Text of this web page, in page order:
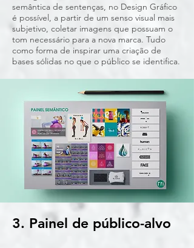
semântica de sentenças, no Design Gráfico
é possível, a partir de um senso visual mais
subjetivo, coletar imagens que possuam o
tom necessário para a nova marca. Tudo
como forma de inspirar uma criação de
bases sólidas no que o público se identifica.
3. Painel de público-alvo